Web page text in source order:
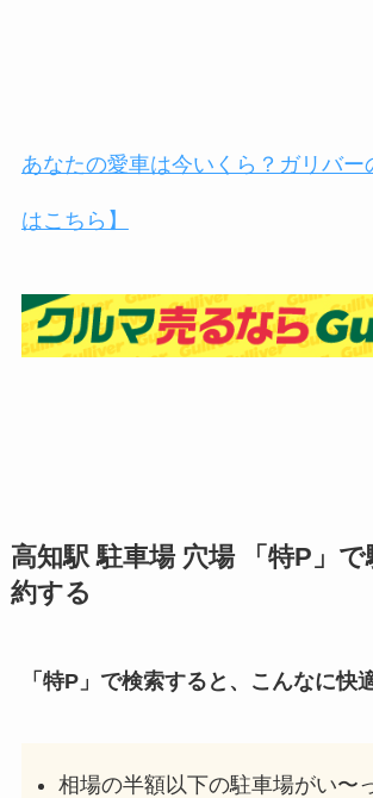
あなたの愛車は今いくら？ガリバー
はこちら】
高知駅 駐車場 穴場 「特P」
約する
「特P」で検索すると、こんなに快
相場の半額以下の駐車場がい〜